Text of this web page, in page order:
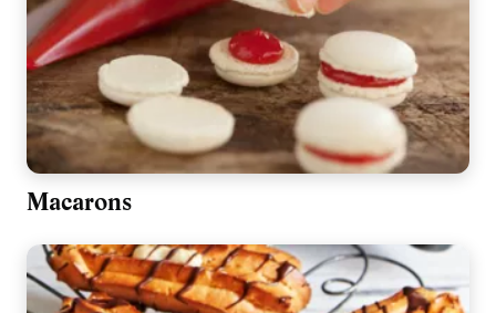
Macarons